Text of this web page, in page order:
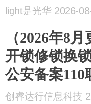
light是光华 2026-
（2026年8
开锁修锁换
公安备案110
创睿达行信息科技